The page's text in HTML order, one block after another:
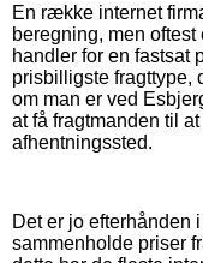
En række internet
beregning, men
handler for en fastsat
prisbilligste fragttype,
om man er ved
at få fragtmanden til
afhentningssted.
Det er jo efterhånden
sammenholde priser